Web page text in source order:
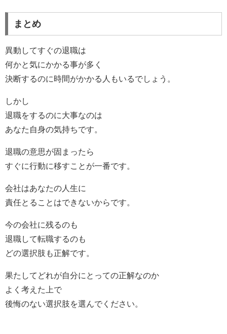
まとめ
異動してすぐの退職は
何かと気にかかる事が多く
決断するのに時間がかかる人もいるでしょう。
しかし
退職をするのに大事なのは
あなた自身の気持ちです。
退職の意思が固まったら
すぐに行動に移すことが一番です。
会社はあなたの人生に
責任とることはできないからです。
今の会社に残るのも
退職して転職するのも
どの選択肢も正解です。
果たしてどれが自分にとっての正解なのか
よく考えた上で
後悔のない選択肢を選んでください。